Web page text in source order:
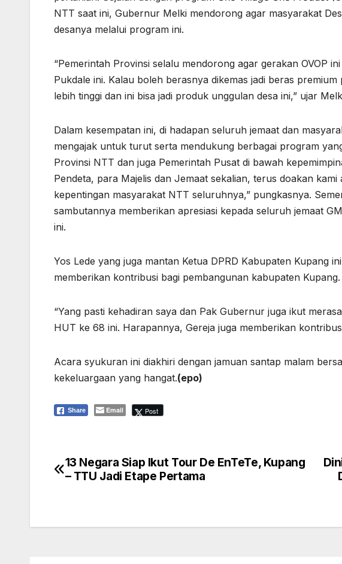
NTT saat ini, Gubernur Melki mendorong agar masyarakat
desanya melalui program ini.
“Pemerintah Provinsi selalu mendorong agar gerakan OVOP
Pukdale ini. Kalau boleh berasnya dikemas jadi beras
lebih tinggi dan ini bisa jadi produk unggulan desa ini,” ujar
Dalam kesempatan ini, di hadapan seluruh jemaat dan
mengajak untuk turut serta mendukung berbagai program
Provinsi NTT dan juga Pemerintah Pusat di bawah
Pendeta, para Majelis dan Jemaat sekalian, terus doakan
kepentingan masyarakat NTT seluruhnya,” pungkasnya.
sambutannya memberikan apresiasi kepada seluruh jemaat
ini.
Yos Lede yang juga mantan Ketua DPRD Kabupaten Kupang
memberikan kontribusi bagi pembangunan kabupaten Kupang.
“Yang pasti kehadiran saya dan Pak Gubernur juga ikut
HUT ke 68 ini. Harapannya, Gereja juga memberikan
Acara syukuran ini diakhiri dengan jamuan santap malam
kekeluargaan yang hangat.(epo)
Share Email Post
Navigasi
13 Negara Siap Ikut Tour De EnTeTe, Kupang
– TTU Jadi Etape Pertama